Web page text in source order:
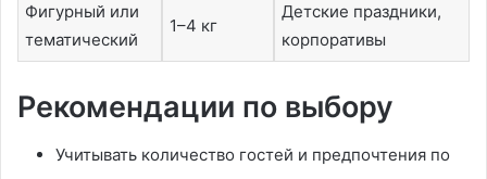
Фигурный или
тематический
1–4 кг
Детские праздники,
корпоративы
Рекомендации по выбору
Учитывать количество гостей и предпочтения по